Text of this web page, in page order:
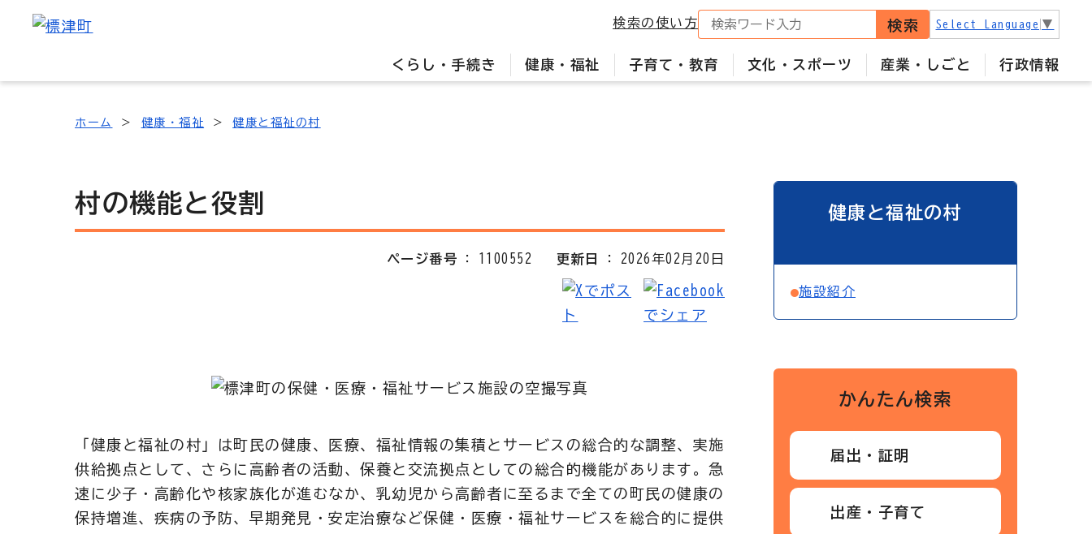
くらし・手続き 健康・福祉 子育て・教育 文化・スポーツ 産業・しごと 行政情報
検索の使い方 検索 Select Language ▼
ホーム 健康・福祉 健康と福祉の村
村の機能と役割
ページ番号 1100552 更新日 2026年02月20日
「健康と福祉の村」は町民の健康、医療、福祉情報の集積とサービスの総合的な調整、実施
供給拠点として、さらに高齢者の活動、保養と交流拠点としての総合的機能があります。急
速に少子・高齢化や核家族化が進むなか、乳幼児から高齢者に至るまで全ての町民の健康の
保持増進、疾病の予防、早期発見・安定治療など保健・医療・福祉サービスを総合的に提供
健康と福祉の村
施設紹介
かんたん検索
届出・証明
出産・子育て